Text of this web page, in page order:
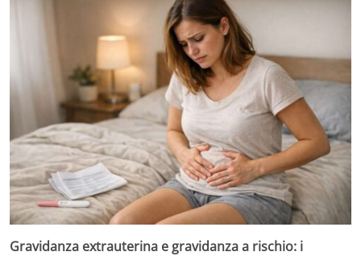
Gravidanza extrauterina e gravidanza a rischio: i